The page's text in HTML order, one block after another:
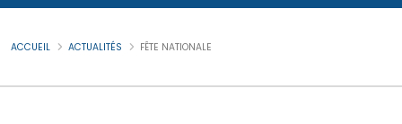
ACCUEIL ACTUALITÉS FÊTE NATIONALE